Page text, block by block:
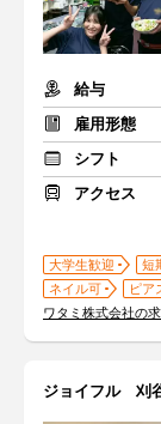
給与
雇用形態
シフト
アクセス
大学生歓迎 短
ネイル可
ピア
ワタミ株式会社の
ジョイフル 刈